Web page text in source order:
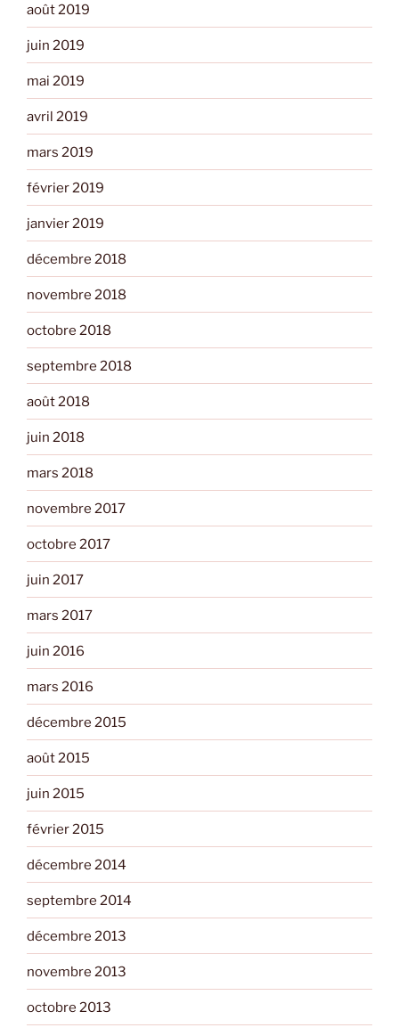
août 2019
juin 2019
mai 2019
avril 2019
mars 2019
février 2019
janvier 2019
décembre 2018
novembre 2018
octobre 2018
septembre 2018
août 2018
juin 2018
mars 2018
novembre 2017
octobre 2017
juin 2017
mars 2017
juin 2016
mars 2016
décembre 2015
août 2015
juin 2015
février 2015
décembre 2014
septembre 2014
décembre 2013
novembre 2013
octobre 2013